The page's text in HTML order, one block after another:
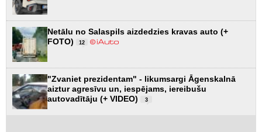
Netālu no Salaspils aizdedzies kravas auto (+
FOTO)
12
"Zvaniet prezidentam" - likumsargi Āgenskalnā
aiztur agresīvu un, iespējams, iereibušu
autovadītāju (+ VIDEO)
3